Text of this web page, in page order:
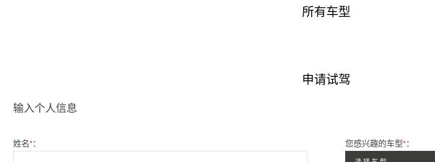
所有车型
申请试驾
输入个人信息
姓名* ： 您感兴趣的车型* ：